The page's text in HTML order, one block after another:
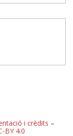
i crèdits –
BY 4.0